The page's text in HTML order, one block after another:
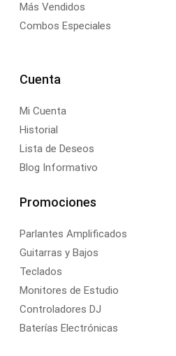
Más Vendidos
Combos Especiales
Cuenta
Mi Cuenta
Historial
Lista de Deseos
Blog Informativo
Promociones
Parlantes Amplificados
Guitarras y Bajos
Teclados
Monitores de Estudio
Controladores DJ
Baterías Electrónicas